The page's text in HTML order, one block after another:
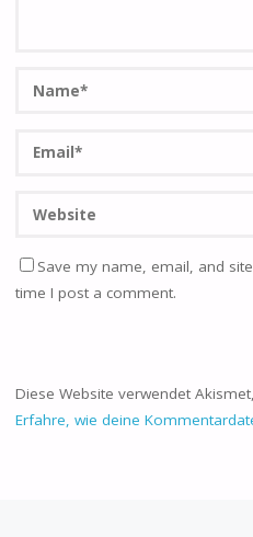
Save my name, email, and
time I post a comment.
Diese Website verwendet
Erfahre, wie deine